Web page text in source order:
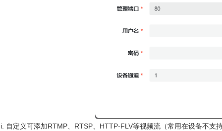
自定义可添加RTMP、RTSP、HTTP-FLV等视频流（常用在设备不支